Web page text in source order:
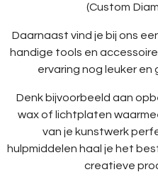
(Custom
Daarnaast vind je bij ons
handige tools en
ervaring nog leuker en
Denk bijvoorbeeld aan
wax of lichtplaten
van je kunstwerk
hulpmiddelen haal je het
creatieve